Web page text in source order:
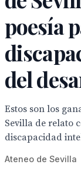
poesía
del
Estos son los
Sevilla de relato
discapacidad
Ateneo de Sevilla